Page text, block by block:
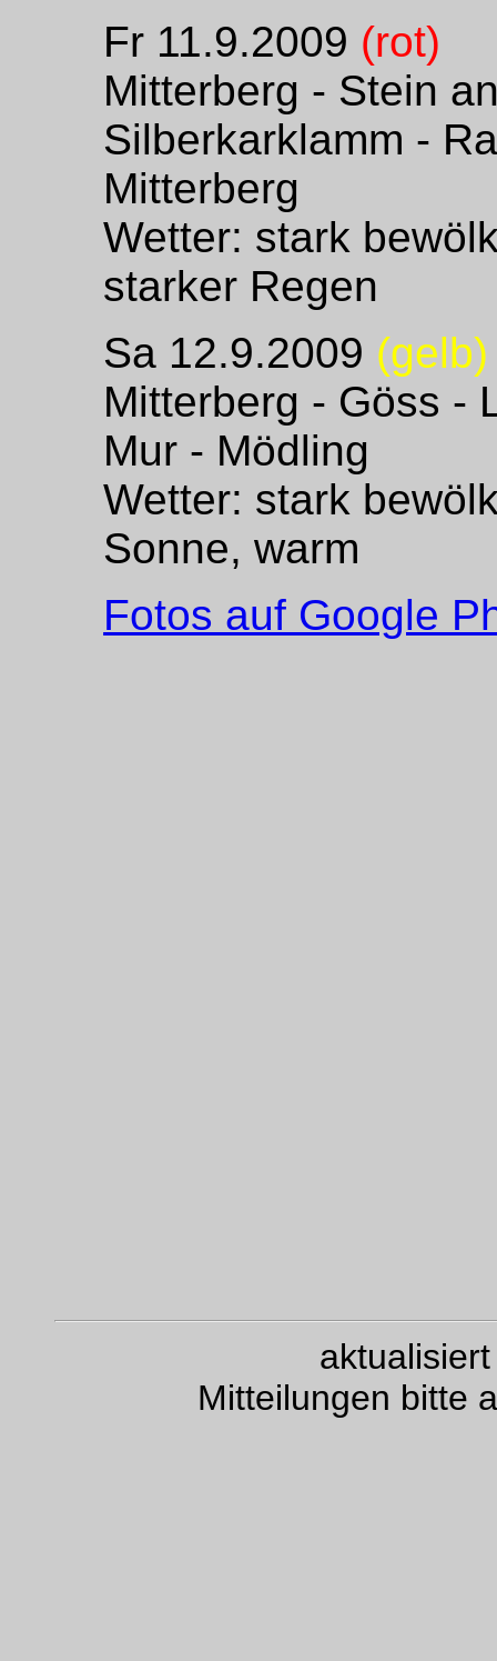
Fr 11.9.2009 (rot)
Mitterberg - Stein
Silberkarklamm -
Mitterberg
Wetter: stark
starker Regen
Sa 12.9.2009 (gelb)
Mitterberg - Göss -
Mur - Mödling
Wetter: stark
Sonne, warm
Fotos auf Google
Mitteilungen bitte